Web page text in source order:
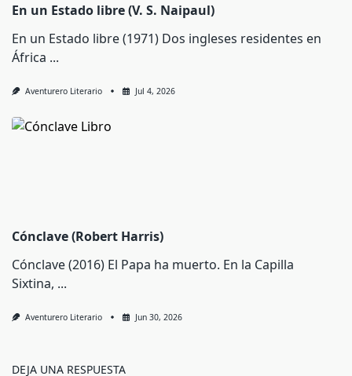
En un Estado libre (V. S. Naipaul)
En un Estado libre (1971) Dos ingleses residentes en
África ...
Aventurero Literario Jul 4, 2026
Cónclave (Robert Harris)
Cónclave (2016) El Papa ha muerto. En la Capilla
Sixtina, ...
Aventurero Literario Jun 30, 2026
DEJA UNA RESPUESTA